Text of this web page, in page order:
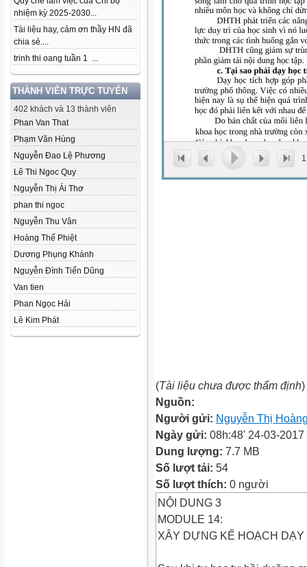
nhiệm kỳ 2025-2030...
Tài liệu hay, cảm ơn thầy HN đã
chia sẻ....
trinh thi oang tuần 1 ...
THÀNH VIÊN TRỰC TUYẾN
402 khách và 13 thành viên
Phan Van That
Phạm Văn Hùng
Nguyễn Đao Lệ Phương
Lê Thi Ngoc Quy
Nguyễn Thị Ái Thơ
phan thi ngoc
Nguyễn Thu Vân
Hoàng Thế Phiệt
Dương Phụng Khánh
Nguyễn Đình Tiến Dũng
Van tien
Phan Ngọc Hải
Lê Kim Phát
1
(Tài liệu chưa được thẩm định)
Nguồn:
Người gửi: Nguyễn Thị
Ngày gửi: 08h:48' 24-03-2017
Dung lượng: 7.7 MB
Số lượt tải: 54
Số lượt thích: 0 người
NỘI DUNG 3
MODULE 14:
XÂY DỰNG KẾ HOẠCH